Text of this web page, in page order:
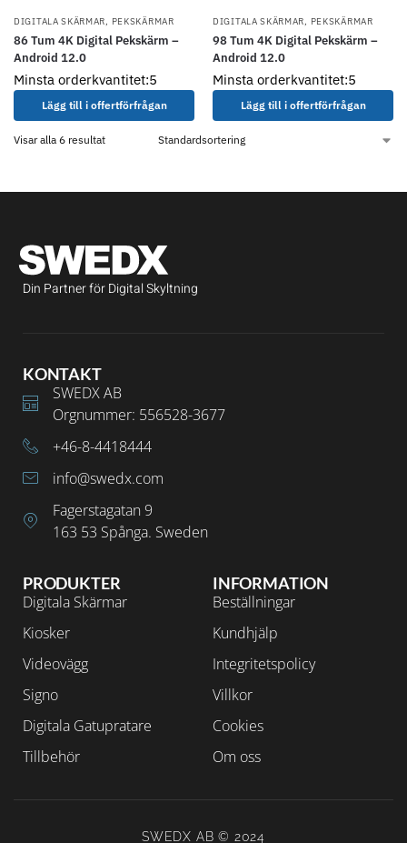
DIGITALA SKÄRMAR, PEKSKÄRMAR
86 Tum 4K Digital Pekskärm –
Android 12.0
Minsta orderkvantitet:5
Lägg till i offertförfrågan
DIGITALA SKÄRMAR, PEKSKÄRMAR
98 Tum 4K Digital Pekskärm –
Android 12.0
Minsta orderkvantitet:5
Lägg till i offertförfrågan
Visar alla 6 resultat
Din Partner för Digital Skyltning
INFORMATION
Beställningar
Kundhjälp
Integritetspolicy
Villkor
Cookies
Om oss
PRODUKTER
Digitala Skärmar
Kiosker
Videovägg
Signo
Digitala Gatupratare
Tillbehör
KONTAKT
SWEDX AB
Orgnummer: 556528-3677
+46-8-4418444
info@swedx.com
Fagerstagatan 9
163 53 Spånga. Sweden
SWEDX AB © 2024